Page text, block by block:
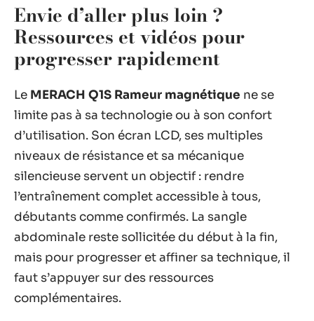
Envie d’aller plus loin ?
Ressources et vidéos pour
progresser rapidement
Le MERACH Q1S Rameur magnétique ne se
limite pas à sa technologie ou à son confort
d’utilisation. Son écran LCD, ses multiples
niveaux de résistance et sa mécanique
silencieuse servent un objectif : rendre
l’entraînement complet accessible à tous,
débutants comme confirmés. La sangle
abdominale reste sollicitée du début à la fin,
mais pour progresser et affiner sa technique, il
faut s’appuyer sur des ressources
complémentaires.